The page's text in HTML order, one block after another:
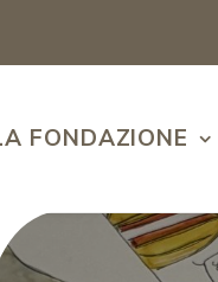
FONDAZIONE